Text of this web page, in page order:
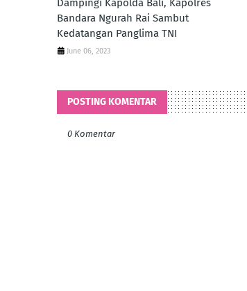
Dampingi Kapolda Bali, Kapolres
Bandara Ngurah Rai Sambut
Kedatangan Panglima TNI
June 06, 2023
POSTING KOMENTAR
0 Komentar